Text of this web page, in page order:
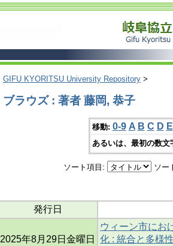
GIFU KYORITSU University Repository >
ブラウズ : 著者 藤岡, 恭子
移動: 0-9 A B C D E
あるいは、最初の数
ソート項目: ソー
発行日
2025年8月29日金曜日
ウィーン市にお
化 : 統合と多様